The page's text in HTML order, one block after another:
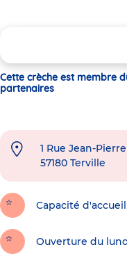
Cette crèche est membre
partenaires
1 Rue Jean-Pierre
57180 Terville
Capacité d'accueil
Ouverture du